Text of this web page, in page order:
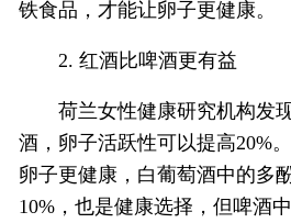
铁食品，才能让卵子更健康。
2. 红酒比啤酒更有益
荷兰女性健康研究机构发现
酒，卵子活跃性可以提高20%
卵子更健康，白葡萄酒中的多
10%，也是健康选择，但啤酒